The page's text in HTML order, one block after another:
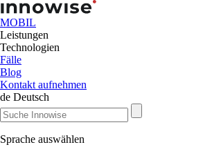
MOBIL
Leistungen
Technologien
Fälle
Blog
Kontakt aufnehmen
de Deutsch
Sprache auswählen